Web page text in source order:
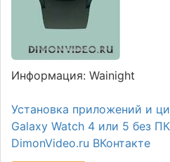
Информация: Wainight
Установка приложений и
Galaxy Watch 4 или 5 без ПК
DimonVideo.ru ВКонтакте